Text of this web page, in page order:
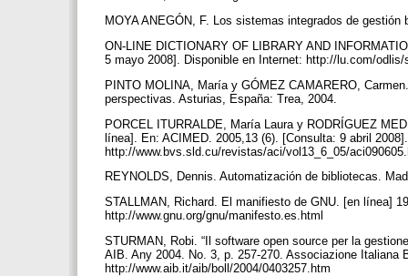
MOYA ANEGÓN, F. Los sistemas integrados de
ON-LINE DICTIONARY OF LIBRARY AND
5 mayo 2008]. Disponible en Internet: http://lu.com/
PINTO MOLINA, María y GÓMEZ CAMARERO,
perspectivas. Asturias, España: Trea, 2004.
PORCEL ITURRALDE, María Laura y RODRÍGUEZ
línea]. En: ACIMED. 2005,13 (6). [Consulta: 9 abril
http://www.bvs.sld.cu/revistas/aci/vol13_6_05/
REYNOLDS, Dennis. Automatización de bibliotecas.
STALLMAN, Richard. El manifiesto de GNU. [en línea]
http://www.gnu.org/gnu/manifesto.es.html
STURMAN, Robi. “Il software open source per la
AIB. Any 2004. No. 3, p. 257-270. Associazione Italiana
http://www.aib.it/aib/boll/2004/0403257.htm